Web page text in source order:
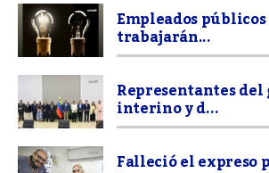
Empleados
trabajarán...
Representantes
interino y d...
Falleció el expreso